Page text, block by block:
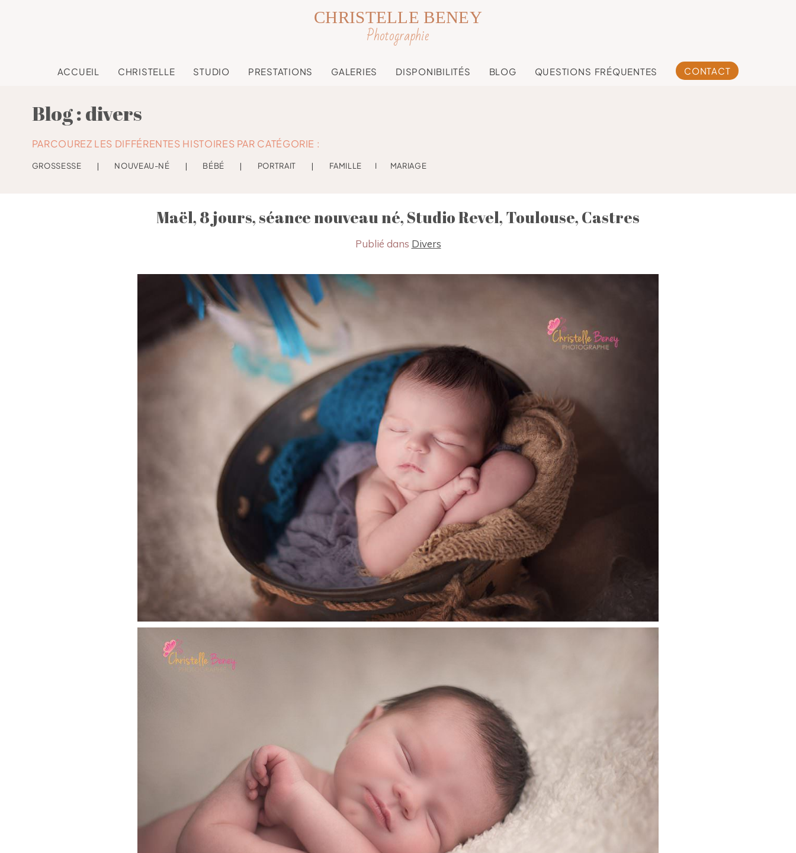
Photographie
CHRISTELLE BENEY
ACCUEIL CHRISTELLE STUDIO PRESTATIONS GALERIES DISPONIBILITÉS BLOG QUESTIONS FRÉQUENTES CONTACT
Blog : divers
PARCOUREZ LES DIFFÉRENTES HISTOIRES PAR CATÉGORIE :
GROSSESSE ❘ NOUVEAU-NÉ ❘ BÉBÉ ❘ PORTRAIT ❘ FAMILLE I MARIAGE
Maël, 8 jours, séance nouveau né, Studio Revel, Toulouse, Castres
Publié dans Divers